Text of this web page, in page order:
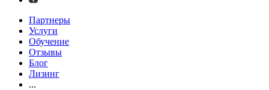
Партнеры
Услуги
Обучение
Отзывы
Блог
Лизинг
...